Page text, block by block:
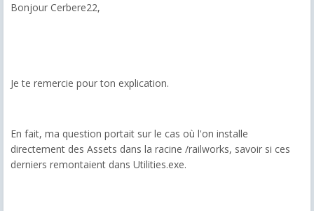
Bonjour Cerbere22,
Je te remercie pour ton explication.
En fait, ma question portait sur le cas où l'on installe
directement des Assets dans la racine /railworks, savoir si ces
derniers remontaient dans Utilities.exe.